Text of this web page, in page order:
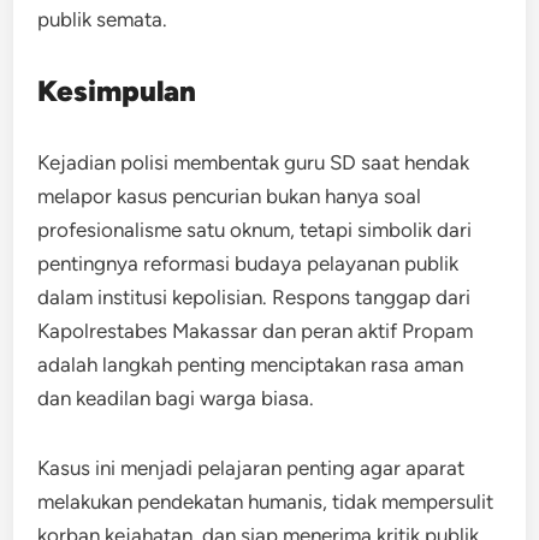
publik semata.
Kesimpulan
Kejadian polisi membentak guru SD saat hendak
melapor kasus pencurian bukan hanya soal
profesionalisme satu oknum, tetapi simbolik dari
pentingnya reformasi budaya pelayanan publik
dalam institusi kepolisian. Respons tanggap dari
Kapolrestabes Makassar dan peran aktif Propam
adalah langkah penting menciptakan rasa aman
dan keadilan bagi warga biasa.
Kasus ini menjadi pelajaran penting agar aparat
melakukan pendekatan humanis, tidak mempersulit
korban kejahatan, dan siap menerima kritik publik